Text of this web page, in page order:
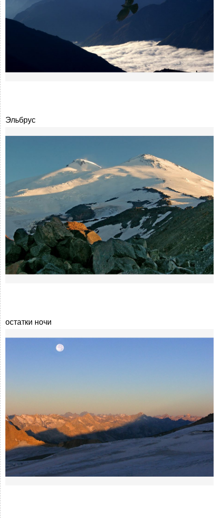
Эльбрус
остатки ночи